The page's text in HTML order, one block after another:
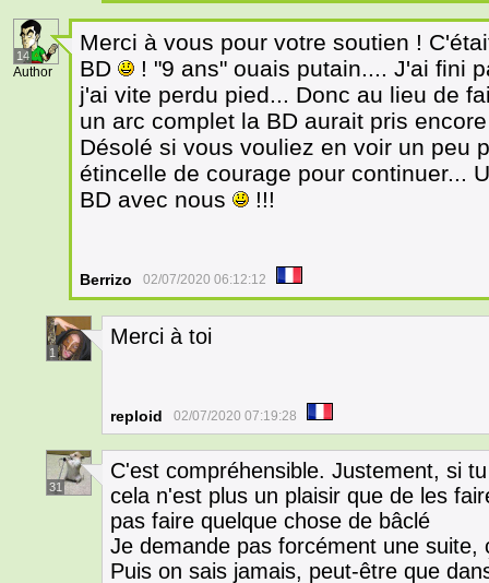
14
Author
Merci à vous pour votre soutien !
BD
! "9 ans" ouais putain.... J'ai fini
j'ai vite perdu pied... Donc au lieu de
un arc complet la BD aurait pris
Désolé si vous vouliez en voir un peu
étincelle de courage pour continuer...
BD avec nous
!!!
Berrizo 02/07/2020 06:12:12
1
Merci à toi
reploid 02/07/2020 07:19:28
31
C'est compréhensible. Justement, si
cela n'est plus un plaisir que de les
pas faire quelque chose de bâclé
Je demande pas forcément une suite,
Puis on sais jamais, peut-être que